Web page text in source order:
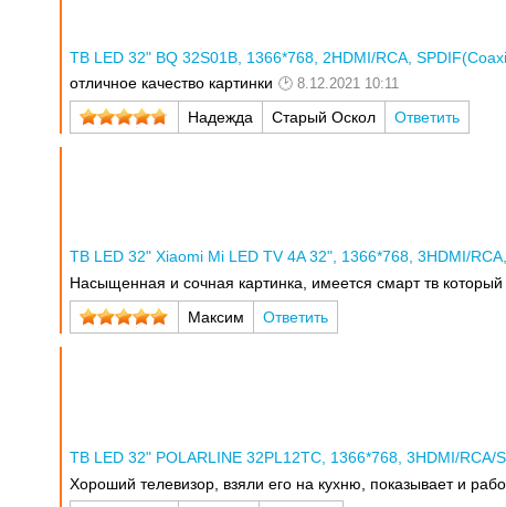
ТВ LED 32" BQ 32S01B, 1366*768, 2HDMI/RCA,
отличное качество картинки
8.12.2021 10:11
Надежда Старый Оскол Ответить
ТВ LED 32" Xiaomi Mi LED TV 4A 32", 1366*768, 3HDMI/
Насыщенная и сочная картинка, имеется смарт тв который
Максим Ответить
ТВ LED 32" POLARLINE 32PL12TC, 1366*768, 3HDMI/RCA/
Хороший телевизор, взяли его на кухню, показывает и